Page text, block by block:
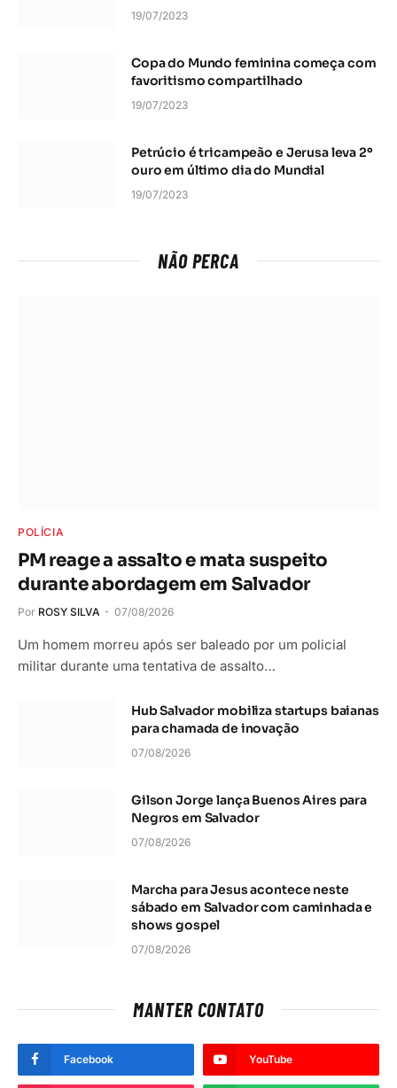
19/07/2023
Copa do Mundo feminina começa com
favoritismo compartilhado
19/07/2023
Petrúcio é tricampeão e Jerusa leva 2º
ouro em último dia do Mundial
19/07/2023
NÃO PERCA
POLÍCIA
PM reage a assalto e mata suspeito
durante abordagem em Salvador
Por ROSY SILVA 07/08/2026
Um homem morreu após ser baleado por um policial
militar durante uma tentativa de assalto…
Hub Salvador mobiliza startups baianas
para chamada de inovação
07/08/2026
Gilson Jorge lança Buenos Aires para
Negros em Salvador
07/08/2026
Marcha para Jesus acontece neste
sábado em Salvador com caminhada e
shows gospel
07/08/2026
MANTER CONTATO
Facebook YouTube